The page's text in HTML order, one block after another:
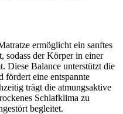
ermöglicht ein sanftes
sodass der Körper in einer
Diese Balance unterstützt die
eine entspannte
trägt die atmungsaktive
Schlafklima zu
begleitet.